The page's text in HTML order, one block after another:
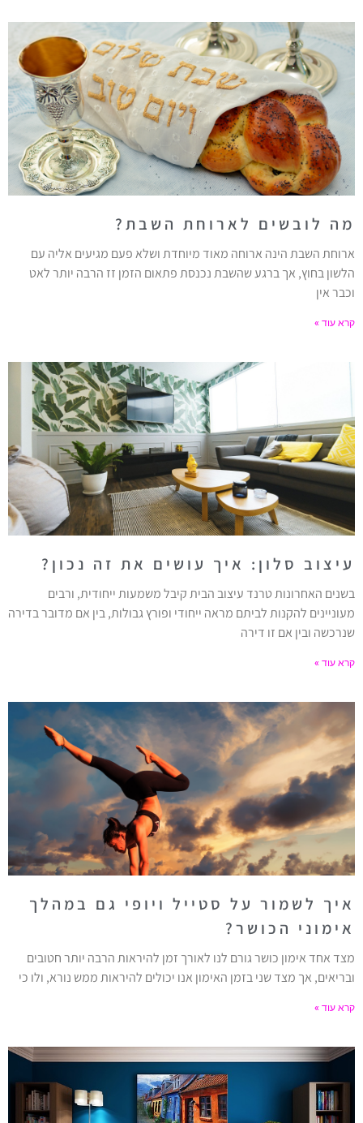
מה לובשים לארוחת השבת?
ארוחת השבת הינה ארוחה מאוד מיוחדת ושלא פעם מגיעים אליה עם
הלשון בחוץ, אך ברגע שהשבת נכנסת פתאום הזמן זז הרבה יותר לאט
וכבר אין
קרא עוד »
עיצוב סלון: איך עושים את זה נכון?
בשנים האחרונות טרנד עיצוב הבית קיבל משמעות ייחודית, ורבים
מעוניינים להקנות לביתם מראה ייחודי ופורץ גבולות, בין אם מדובר בדירה
שנרכשה ובין אם זו דירה
קרא עוד »
איך לשמור על סטייל ויופי גם במהלך
אימוני הכושר?
מצד אחד אימון כושר גורם לנו לאורך זמן להיראות הרבה יותר חטובים
ובריאים, אך מצד שני בזמן האימון אנו יכולים להיראות ממש נורא, ולו כי
קרא עוד »